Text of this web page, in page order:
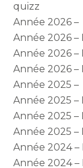
quizz
Année 2026 –
Année 2026 –
Année 2026
Année 2026 –
Année 2025 –
Année 2025 –
Année 2025 –
Année 2025
Année 2024 –
Année 2024 –